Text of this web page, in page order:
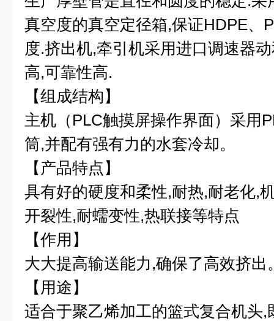
真空度的真空定径箱,保证HDPE、
度.挤出机,牵引机采用进口调速器
高,可靠性高.
【组成结构】
主机（PLC触摸屏操作界面）采用
筒,并配有强有力的水套冷却。
【产品特点】
具有好的硬度和柔性,耐热,耐老化,
开裂性,耐蠕变性,热联接等特点
【作用】
大大提高输送能力,确保了高效挤出
【用途】
适合于聚乙烯加工的篮式复合机头